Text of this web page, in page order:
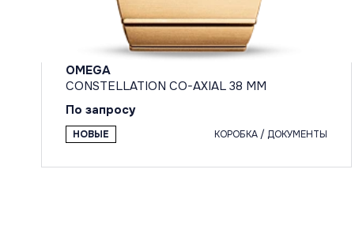
OMEGA
CONSTELLATION CO-AXIAL 38 MM
По запросу
НОВЫЕ КОРОБКА / ДОКУМЕНТЫ